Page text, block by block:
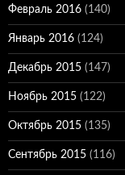
Февраль 2016 (140)
Январь 2016 (124)
Декабрь 2015 (147)
Ноябрь 2015 (122)
Октябрь 2015 (135)
Сентябрь 2015 (116)